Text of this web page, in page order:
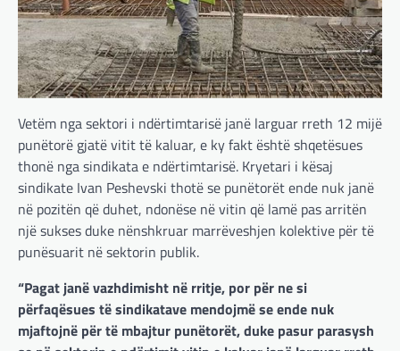
Vetëm nga sektori i ndërtimtarisë janë larguar rreth 12 mijë
punëtorë gjatë vitit të kaluar, e ky fakt është shqetësues
thonë nga sindikata e ndërtimtarisë. Kryetari i kësaj
sindikate Ivan Peshevski thotë se punëtorët ende nuk janë
në pozitën që duhet, ndonëse në vitin që lamë pas arritën
një sukses duke nënshkruar marrëveshjen kolektive për të
punësuarit në sektorin publik.
“Pagat janë vazhdimisht në rritje, por për ne si
përfaqësues të sindikatave mendojmë se ende nuk
mjaftojnë për të mbajtur punëtorët, duke pasur parasysh